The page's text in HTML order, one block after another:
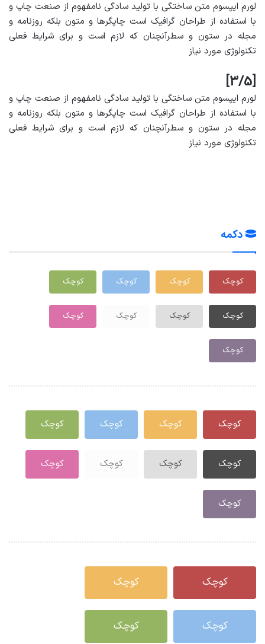
لورم ایپسوم متن ساختگی با تولید سادگی نامفهوم از صنعت چاپ و
با استفاده از طراحان گرافیک است چاپگرها و متون بلکه روزنامه و
مجله در ستون و سطرآنچنان که لازم است و برای شرایط فعلی
تکنولوژی مورد نیاز
[3/5]
لورم ایپسوم متن ساختگی با تولید سادگی نامفهوم از صنعت چاپ و
با استفاده از طراحان گرافیک است چاپگرها و متون بلکه روزنامه و
مجله در ستون و سطرآنچنان که لازم است و برای شرایط فعلی
تکنولوژی مورد نیاز
دکمه
کوچک کوچک کوچک کوچک
کوچک کوچک کوچک کوچک
کوچک
کوچک کوچک کوچک کوچک
کوچک کوچک کوچک کوچک
کوچک
کوچک کوچک
کوچک کوچک